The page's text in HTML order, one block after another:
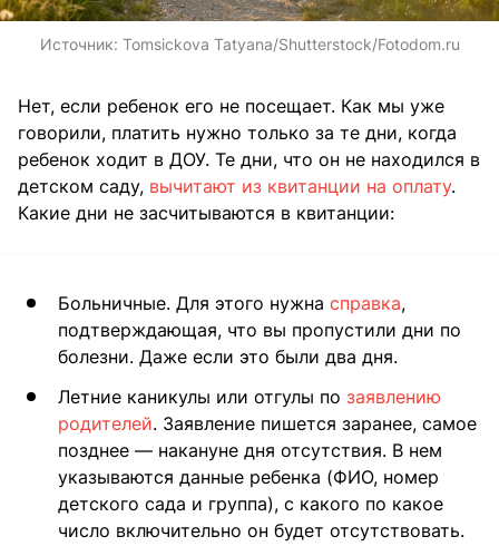
Источник: Tomsickova Tatyana/Shutterstock/Fotodom.ru
Нет, если ребенок его не посещает. Как мы уже
говорили, платить нужно только за те дни, когда
ребенок ходит в ДОУ. Те дни, что он не находился в
детском саду, вычитают из квитанции на оплату.
Какие дни не засчитываются в квитанции:
Больничные. Для этого нужна справка,
подтверждающая, что вы пропустили дни по
болезни. Даже если это были два дня.
Летние каникулы или отгулы по заявлению
родителей. Заявление пишется заранее, самое
позднее — накануне дня отсутствия. В нем
указываются данные ребенка (ФИО, номер
детского сада и группа), с какого по какое
число включительно он будет отсутствовать.